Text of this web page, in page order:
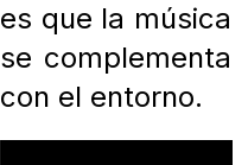
es que la música
se complementa
con el entorno.